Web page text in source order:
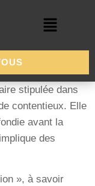
stipulée dans
contentieux. Elle
avant la
des
», à savoir